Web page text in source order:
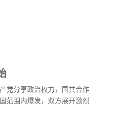
党分享政治权力，国共合作
范围内爆发，双方展开激烈